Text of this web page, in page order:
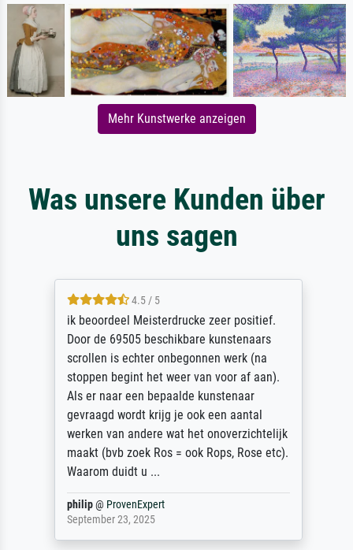
Mehr Kunstwerke anzeigen
Was unsere Kunden über
uns sagen
4.5 / 5
ik beoordeel Meisterdrucke zeer positief.
Door de 69505 beschikbare kunstenaars
scrollen is echter onbegonnen werk (na
stoppen begint het weer van voor af aan).
Als er naar een bepaalde kunstenaar
gevraagd wordt krijg je ook een aantal
werken van andere wat het onoverzichtelijk
maakt (bvb zoek Ros = ook Rops, Rose etc).
Waarom duidt u ...
philip@ ProvenExpert
September 23, 2025